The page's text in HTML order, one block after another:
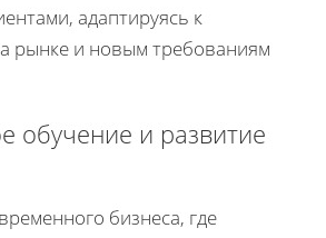
адаптируясь к
рынке и новым требованиям
обучение и развитие
бизнеса, где